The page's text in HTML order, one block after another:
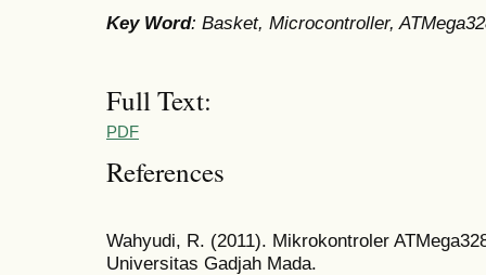
Key Word: Basket, Microcontroller,
Full Text:
PDF
References
Wahyudi, R. (2011). Mikrokontroler
Universitas Gadjah Mada.